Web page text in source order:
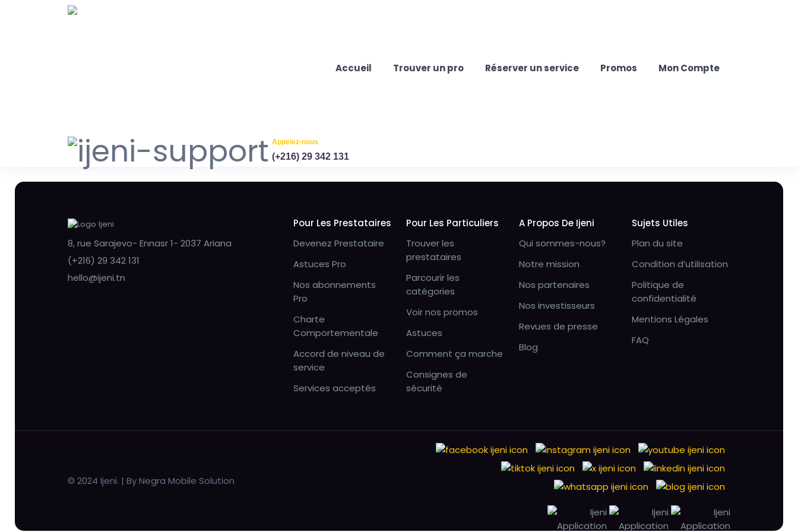
Accueil Trouver un pro Réserver un service Promos Mon Compte
Appelez-nous
(+216) 29 342 131
8, rue Sarajevo- Ennasr 1- 2037 Ariana
(+216) 29 342 131
hello@ijeni.tn
Pour Les Prestataires
Devenez Prestataire
Astuces Pro
Nos abonnements
Pro
Charte
Comportementale
Accord de niveau de
service
Services acceptés
Pour Les Particuliers
Trouver les
prestataires
Parcourir les
catégories
Voir nos promos
Astuces
Comment ça marche
Consignes de
sécurité
A Propos De Ijeni
Qui sommes-nous?
Notre mission
Nos partenaires
Nos investisseurs
Revues de presse
Blog
Sujets Utiles
Plan du site
Condition d’utilisation
Politique de
confidentialité
Mentions Légales
FAQ
© 2024 Ijeni. | By Negra Mobile Solution